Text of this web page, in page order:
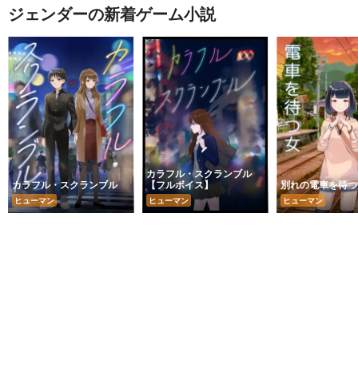
ジェンダーの新着ゲーム小説
カラフル・スクランブル
ヒューマン
カラフル・スクランブル
【フルボイス】
ヒューマン
別れの電車を待
ヒューマン